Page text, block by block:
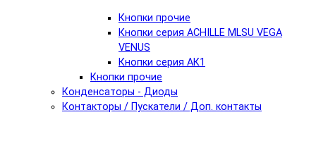
Кнопки прочие
Кнопки серия ACHILLE MLSU VEGA
VENUS
Кнопки серия АК1
Кнопки прочие
Конденсаторы - Диоды
Контакторы / Пускатели / Доп. контакты